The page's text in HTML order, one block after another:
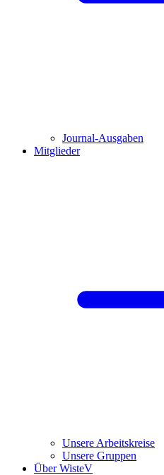
Journal-Ausgaben
Mitglieder
Unsere Arbeitskreise
Unsere Gruppen
Über WisteV